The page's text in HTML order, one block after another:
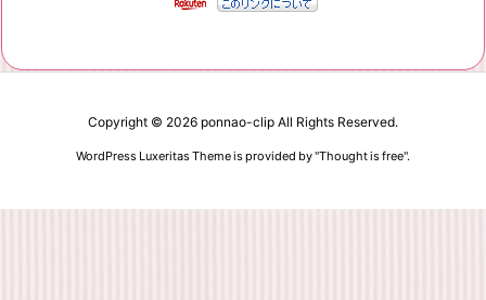
Copyright © 2026 ponnao-clip All Rights Reserved.
WordPress Luxeritas Theme is provided by "Thought is free".